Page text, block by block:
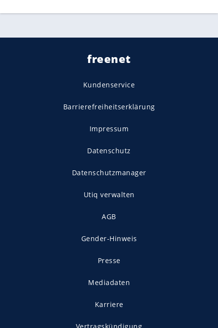
freenet
Kundenservice
Barrierefreiheitserklärung
Impressum
Datenschutz
Datenschutzmanager
Utiq verwalten
AGB
Gender-Hinweis
Presse
Mediadaten
Karriere